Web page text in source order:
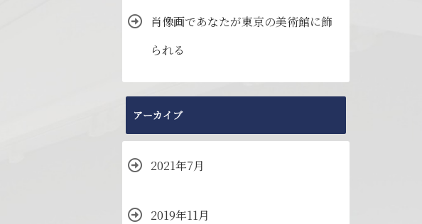
肖像画であなたが東京の美術館に飾
られる
アーカイブ
2021年7月
2019年11月